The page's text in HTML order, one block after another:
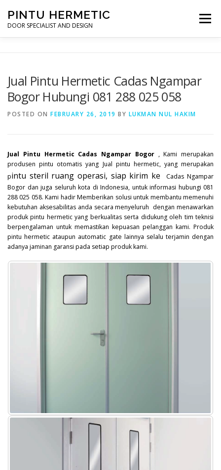
content
PINTU HERMETIC
DOOR SPECIALIST AND DESIGN
Menu
PROFILE KONTAK
Jual Pintu Hermetic Cadas Ngampar
Bogor Hubungi 081 288 025 058
POSTED ON FEBRUARY 26, 2019 BY LUKMAN NUL HAKIM
Jual Pintu Hermetic Cadas Ngampar Bogor, Kami merupakan
produsen pintu otomatis yang Jual pintu hermetic, yang merupakan
pintu steril ruang operasi, siap kirim ke
Cadas Ngampar
Bogor dan juga seluruh kota di Indonesia, untuk informasi hubungi 081
288 025 058. Kami hadir Memberikan solusi untuk membantu memenuhi
kebutuhan aksesabilitas anda secara menyeluruh dengan menawarkan
produk pintu hermetic yang berkualitas serta didukung oleh tim teknisi
berpengalaman untuk memastikan kepuasan pelanggan kami. Produk
pintu hermetic ataupun automatic gate lainnya selalu terjamin dengan
adanya jaminan garansi pada setiap produk kami.